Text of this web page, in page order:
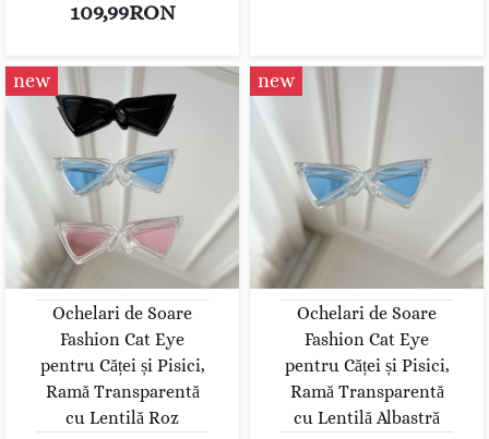
109,99RON
new
Ochelari de Soare
Fashion Cat Eye
pentru Căței și Pisici,
Ramă Transparentă
cu Lentilă Roz
new
Ochelari de Soare
Fashion Cat Eye
pentru Căței și Pisici,
Ramă Transparentă
cu Lentilă Albastră